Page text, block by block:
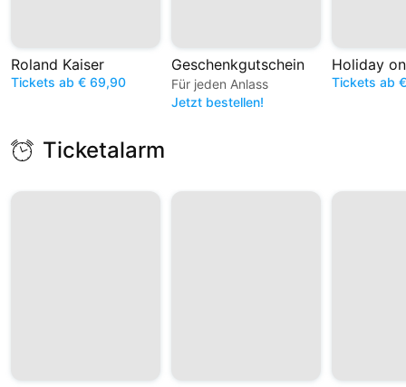
Roland Kaiser
Tickets ab € 69,90
Geschenkgutschein
Für jeden Anlass
Jetzt bestellen!
Holiday
Tickets ab
Ticketalarm